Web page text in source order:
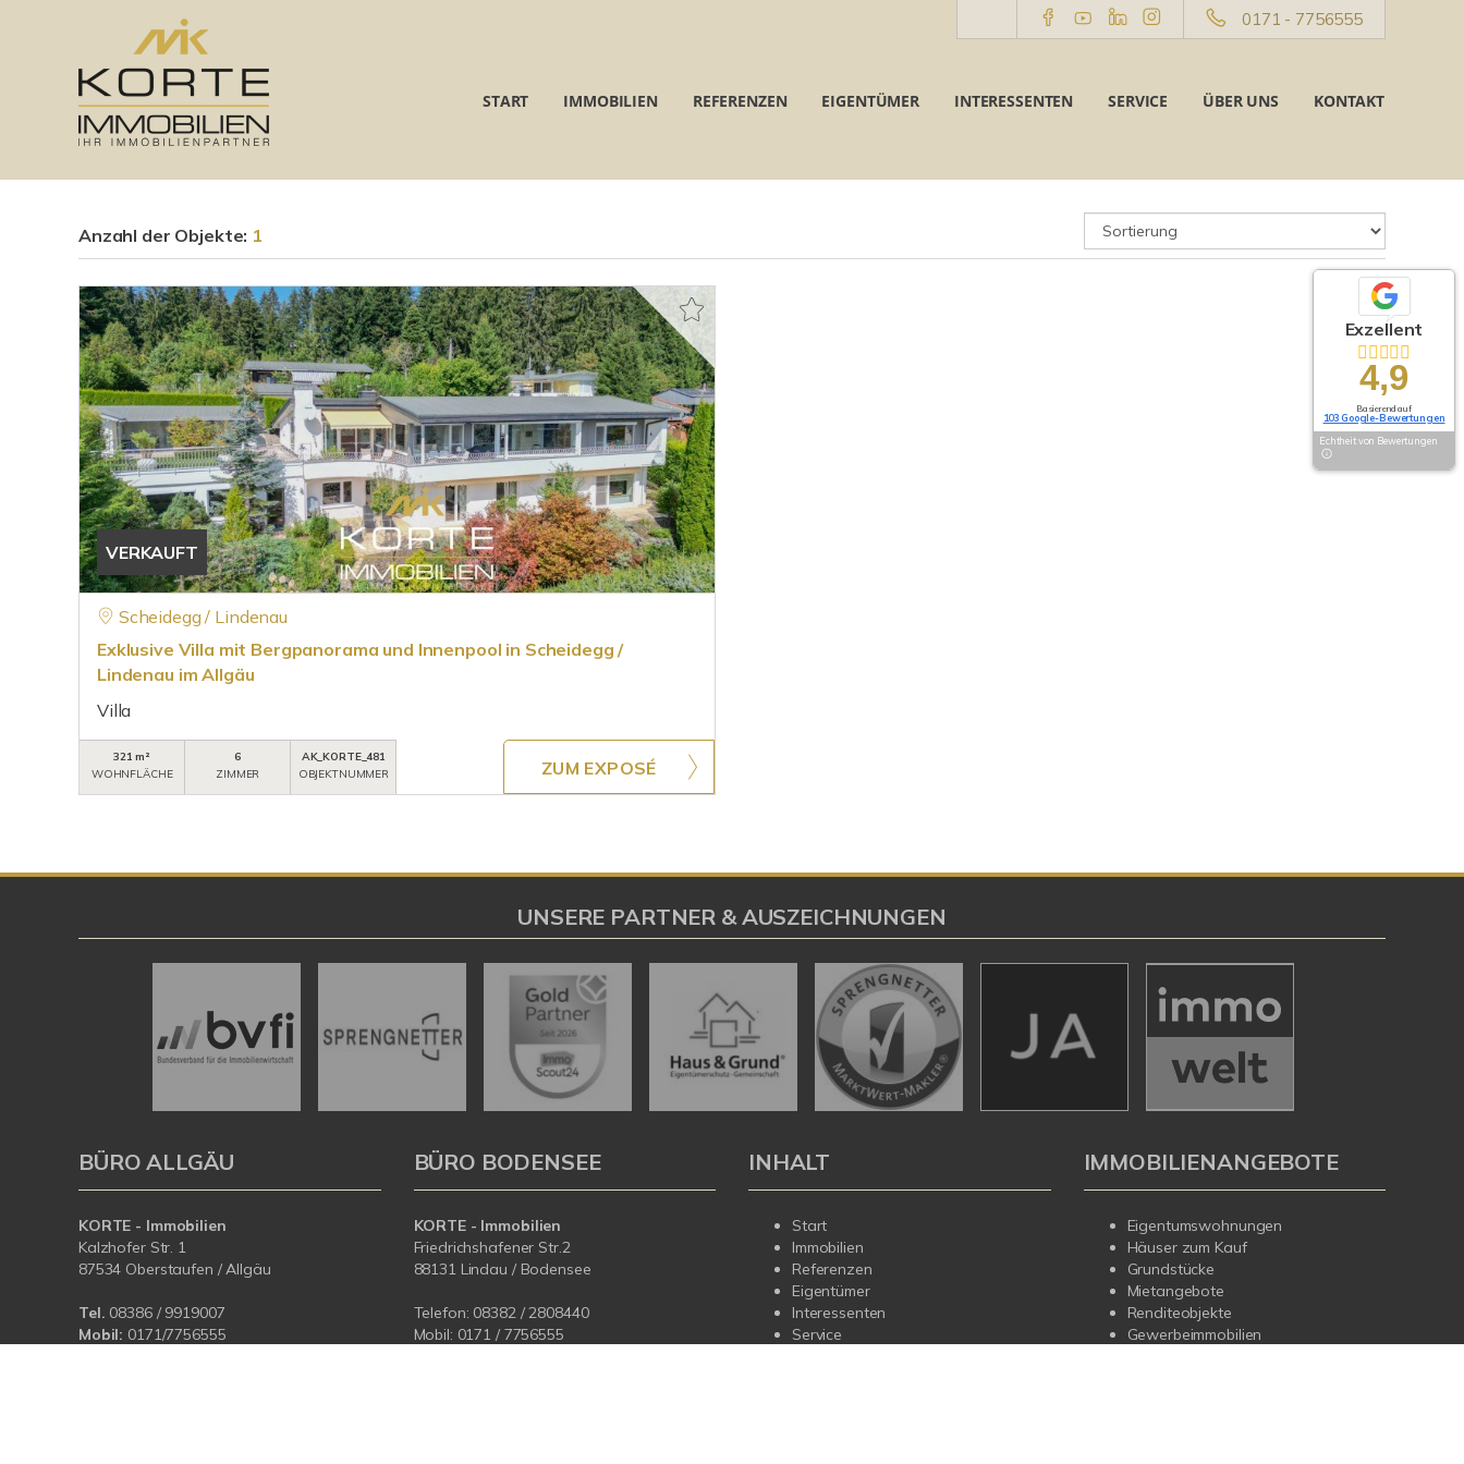
0171 - 7756555
START IMMOBILIEN REFERENZEN EIGENTÜMER INTERESSENTEN SERVICE ÜBER UNS KONTAKT
Anzahl der Objekte: 1
VERKAUFT
Scheidegg / Lindenau
Exklusive Villa mit Bergpanorama und Innenpool in Scheidegg /
Lindenau im Allgäu
Villa
321 m²
WOHNFLÄCHE
6
ZIMMER
AK_KORTE_481
OBJEKTNUMMER
ZUM EXPOSÉ
Exzellent
4,9
Basierend auf
103 Google-Bewertungen
Echtheit von Bewertungen
UNSERE PARTNER & AUSZEICHNUNGEN
BÜRO ALLGÄU
KORTE - Immobilien
Kalzhofer Str. 1
87534 Oberstaufen / Allgäu
Tel. 08386 / 9919007
Mobil: 0171/7756555
BÜRO BODENSEE
KORTE - Immobilien
Friedrichshafener Str.2
88131 Lindau / Bodensee
Telefon: 08382 / 2808440
Mobil: 0171 / 7756555
INHALT
Start
Immobilien
Referenzen
Eigentümer
Interessenten
Service
IMMOBILIENANGEBOTE
Eigentumswohnungen
Häuser zum Kauf
Grundstücke
Mietangebote
Renditeobjekte
Gewerbeimmobilien